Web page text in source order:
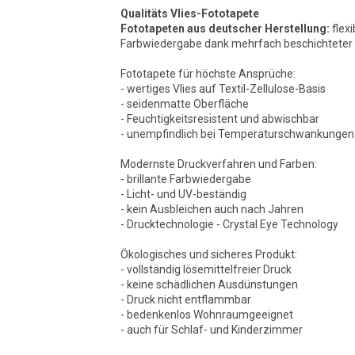
Qualitäts Vlies-Fototapete
Fototapeten aus deutscher Herstellung:
Farbwiedergabe dank mehrfach
Fototapete für höchste Ansprüche:
- wertiges Vlies auf Textil-Zellulose-Basis
- seidenmatte Oberfläche
- Feuchtigkeitsresistent und abwischbar
- unempfindlich bei Temperaturschwankungen
Modernste Druckverfahren und Farben:
- brillante Farbwiedergabe
- Licht- und UV-beständig
- kein Ausbleichen auch nach Jahren
- Drucktechnologie - Crystal Eye Technology
Ökologisches und sicheres Produkt:
- vollständig lösemittelfreier Druck
- keine schädlichen Ausdünstungen
- Druck nicht entflammbar
- bedenkenlos Wohnraumgeeignet
- auch für Schlaf- und Kinderzimmer